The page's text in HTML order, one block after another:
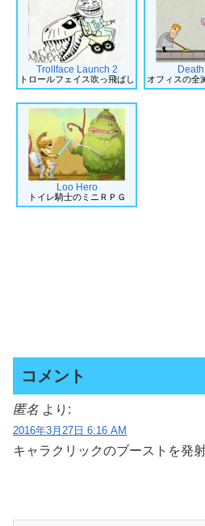
Trollface Launch 2
トロールフェイス吹っ飛ばし オフィスの全
Loo Hero
トイレ騎士のミニＲＰＧ
コメント
匿名 より:
2016年3月27日 6:16 AM
キャラクリックのブーストを発